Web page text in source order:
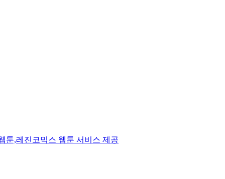
툰,레진코믹스 웹툰 서비스 제공